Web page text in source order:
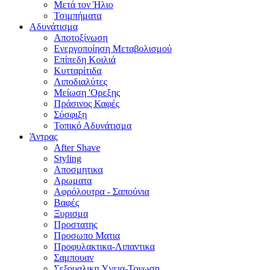
Μετά τον Ήλιο
Τσιμπήματα
Αδυνάτισμα
Αποτοξίνωση
Ενεργοποίηση Μεταβολισμού
Επίπεδη Κοιλιά
Κυτταρίτιδα
Λιποδιαλύτες
Μείωση 'Ορεξης
Πράσινος Καφές
Σύσφιξη
Τοπικό Αδυνάτισμα
Άντρας
After Shave
Styling
Αποσμητικα
Αρωματα
Αφρόλουτρα - Σαπούνια
Βαφές
Ξυρισμα
Προστατης
Προσωπο Ματια
Προφυλακτικα-Λιπαντικα
Σαμπουαν